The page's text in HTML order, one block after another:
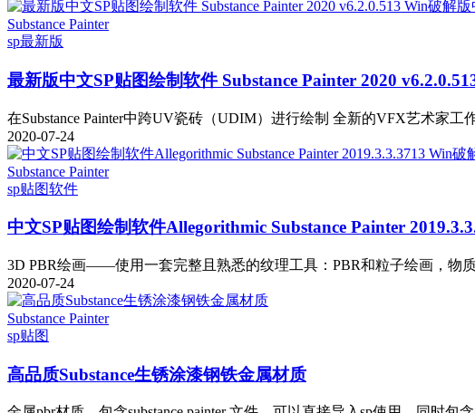
Substance Painter
sp最新版
最新版中文SP贴图绘制软件 Substance Painter 2020
在Substance Painter中跨UV瓷砖（UDIM）进行绘制 全新的VFX艺术家工
2020-07-24
Substance Painter
sp贴图软件
中文SP贴图绘制软件Allegorithmic Substance Painter
3D PBR绘画——使用一套完整且熟悉的纹理工具：PBR和粒子绘画，物
2020-07-24
Substance Painter
sp贴图
高品质Substance生锈涂漆钢铁金属材质